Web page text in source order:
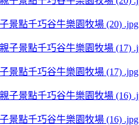
景點千巧谷牛樂園牧場 (20) .jpg
景點千巧谷牛樂園牧場 (17) .jpg
景點千巧谷牛樂園牧場 (16) .jpg